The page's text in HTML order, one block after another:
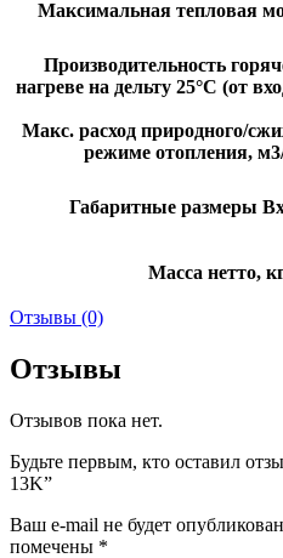
Максимальная тепловая
Производительность
нагреве на дельту 25°C (от
Макс. расход природного/
режиме отопления,
Габаритные размеры
Масса нетто,
Отзывы (0)
Отзывы
Отзывов пока нет.
Будьте первым, кто оставил
13K”
Ваш e-mail не будет
помечены *